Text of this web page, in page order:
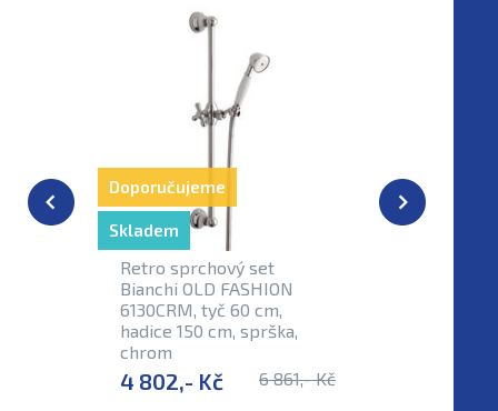
Retro sprchový set
Bianchi OLD FASHION
6130CRM, tyč 60 cm,
hadice 150 cm, sprška,
chrom
4 802,- Kč 6 861,- Kč
Doporučujeme
Skladem Již se